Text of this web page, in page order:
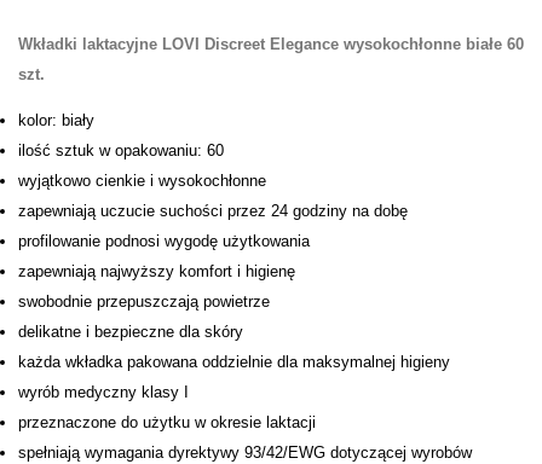
Wkładki laktacyjne LOVI Discreet Elegance wysokochłonne białe 60
szt.
kolor: biały
ilość sztuk w opakowaniu: 60
wyjątkowo cienkie i wysokochłonne
zapewniają uczucie suchości przez 24 godziny na dobę
profilowanie podnosi wygodę użytkowania
zapewniają najwyższy komfort i higienę
swobodnie przepuszczają powietrze
delikatne i bezpieczne dla skóry
każda wkładka pakowana oddzielnie dla maksymalnej higieny
wyrób medyczny klasy I
przeznaczone do użytku w okresie laktacji
spełniają wymagania dyrektywy 93/42/EWG dotyczącej wyrobów